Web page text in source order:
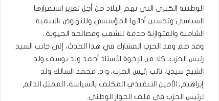
الوطنية الكبرى التي تهم البلاد من أجل تعزيز استقرارها
السياسي وتحسين أدائها المؤسسي وللنهوض بالتنمية
الشاملة والمتوازنة خدمة للشعب ومصالحه الحيوية..
وقد ضم وفد الحزب المشارك في هذا الحدث، إلى جانب السيد
رئيس الحزب، كلا من الإخوة الأستاذ أحمد ولد يوسف ولد
الشيخ سيديا، نائب رئيس الحزب، و د. محمد السالك ولد
إبراهيم، الأمين التنفيذي المكلف بالسياسة، الممثل الدائم
لرئيس الحزب في ملف الحوار الوطني.